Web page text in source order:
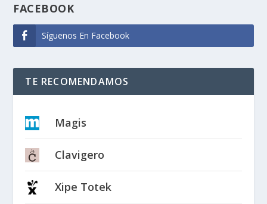
FACEBOOK
Síguenos En Facebook
TE RECOMENDAMOS
Magis
Clavigero
Xipe Totek